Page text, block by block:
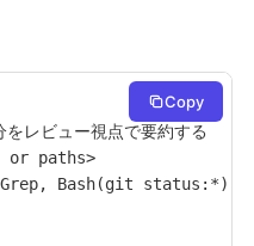
ビュー視点で要約する
paths>
Bash(git status:*)
Copy